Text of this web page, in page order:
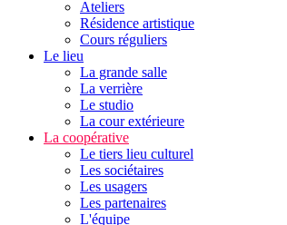
Ateliers
Résidence artistique
Cours réguliers
Le lieu
La grande salle
La verrière
Le studio
La cour extérieure
La coopérative
Le tiers lieu culturel
Les sociétaires
Les usagers
Les partenaires
L'équipe